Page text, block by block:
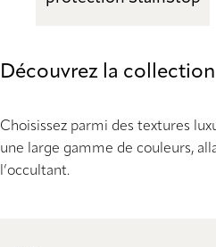
Découvrez la collection
Choisissez parmi des textures
une large gamme de couleurs,
l’occultant.